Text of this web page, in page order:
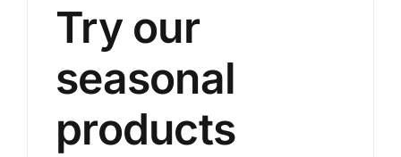
Try our
seasonal
products